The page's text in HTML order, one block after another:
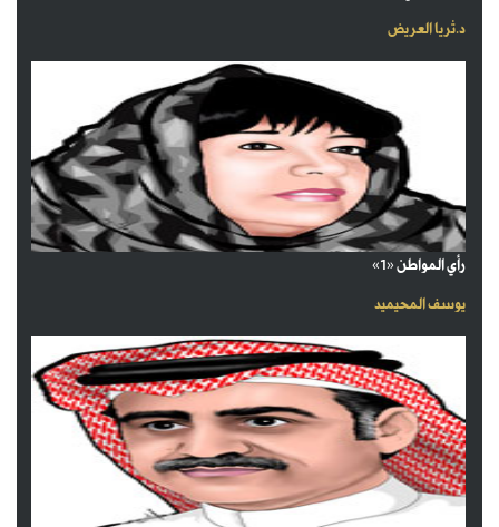
د.ثريا العريض
رأي المواطن «1»
يوسف المحيميد